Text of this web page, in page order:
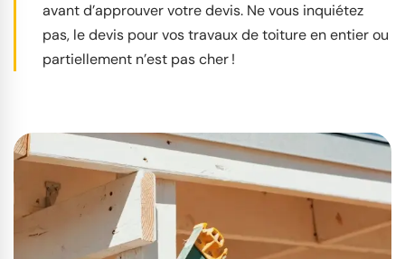
avant d’approuver votre devis. Ne vous inquiétez
pas, le devis pour vos travaux de toiture en entier ou
partiellement n’est pas cher !